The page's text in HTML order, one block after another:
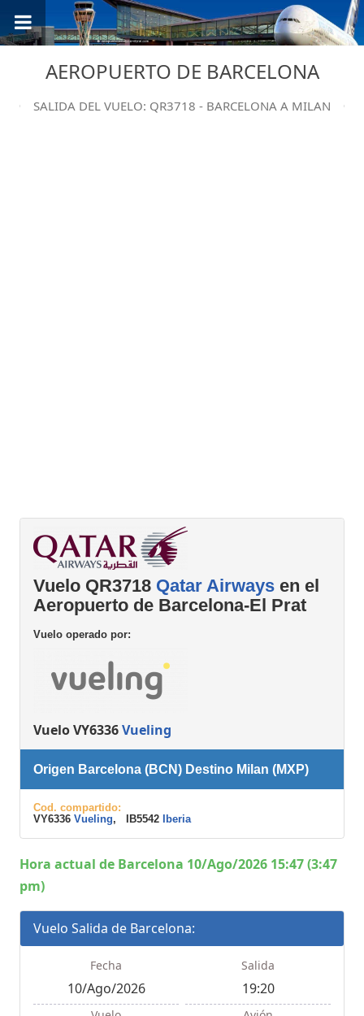
AEROPUERTO DE BARCELONA
SALIDA DEL VUELO: QR3718 - BARCELONA A MILAN
Vuelo QR3718 Qatar Airways en el
Aeropuerto de Barcelona-El Prat
Vuelo operado por:
Vuelo VY6336Vueling
Origen Barcelona (BCN) Destino Milan (MXP)
Cod. compartido:
VY6336 Vueling, IB5542 Iberia
Hora actual de Barcelona 10/Ago/2026 15:47 (3:47
pm)
Vuelo Salida de Barcelona:
Fecha
10/Ago/2026
Salida
19:20